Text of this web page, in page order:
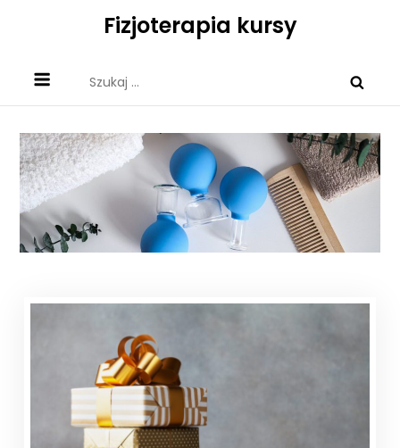
Fizjoterapia kursy